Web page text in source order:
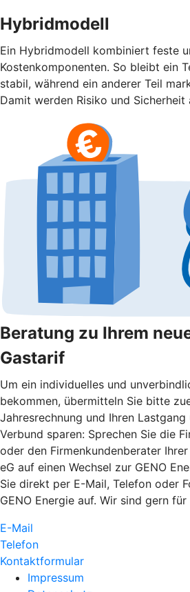
Hybridmodell
Ein Hybridmodell kombiniert feste
Kostenkomponenten. So bleibt ein
stabil, während ein anderer Teil
Damit werden Risiko und Sicherheit
Beratung zu Ihrem
Gastarif
Um ein individuelles und
bekommen, übermitteln Sie bitte
Jahresrechnung und Ihren Lastgang
Verbund sparen: Sprechen Sie die
oder den Firmenkundenberater
eG auf einen Wechsel zur GENO
Sie direkt per E-Mail, Telefon oder
GENO Energie auf. Wir sind gern für
E-Mail
Telefon
Kontaktformular
Impressum